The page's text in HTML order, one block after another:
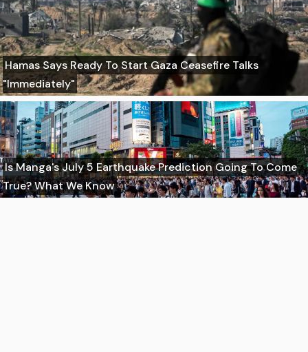
Hamas Says Ready To Start Gaza Ceasefire Talks
"Immediately"
Is Manga's July 5 Earthquake Prediction Going To Come
True? What We Know